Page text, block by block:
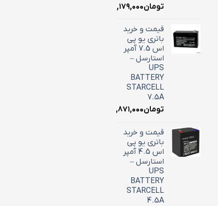
تومان۳,۱۷۹,۰۰۰
قیمت و خرید
باتری یو پی
اس 7.5 آمپر
استارسل –
UPS
BATTERY
STARCELL
7.5A
تومان۲,۸۷۱,۰۰۰
قیمت و خرید
باتری یو پی
اس 4.5 آمپر
استارسل –
UPS
BATTERY
STARCELL
4.5A